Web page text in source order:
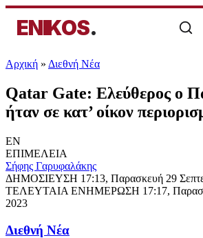
ENIKOS.
Αρχική » Διεθνή Νέα
Qatar Gate: Ελεύθερος ο
ήταν σε κατ’ οίκον
EN
ΕΠΙΜΕΛΕΙΑ
Σήφης Γαρυφαλάκης
ΔΗΜΟΣΙΕΥΣΗ 17:13, Παρασκευή 29
ΤΕΛΕΥΤΑΙΑ ΕΝΗΜΕΡΩΣΗ 17:17,
2023
Διεθνή Νέα